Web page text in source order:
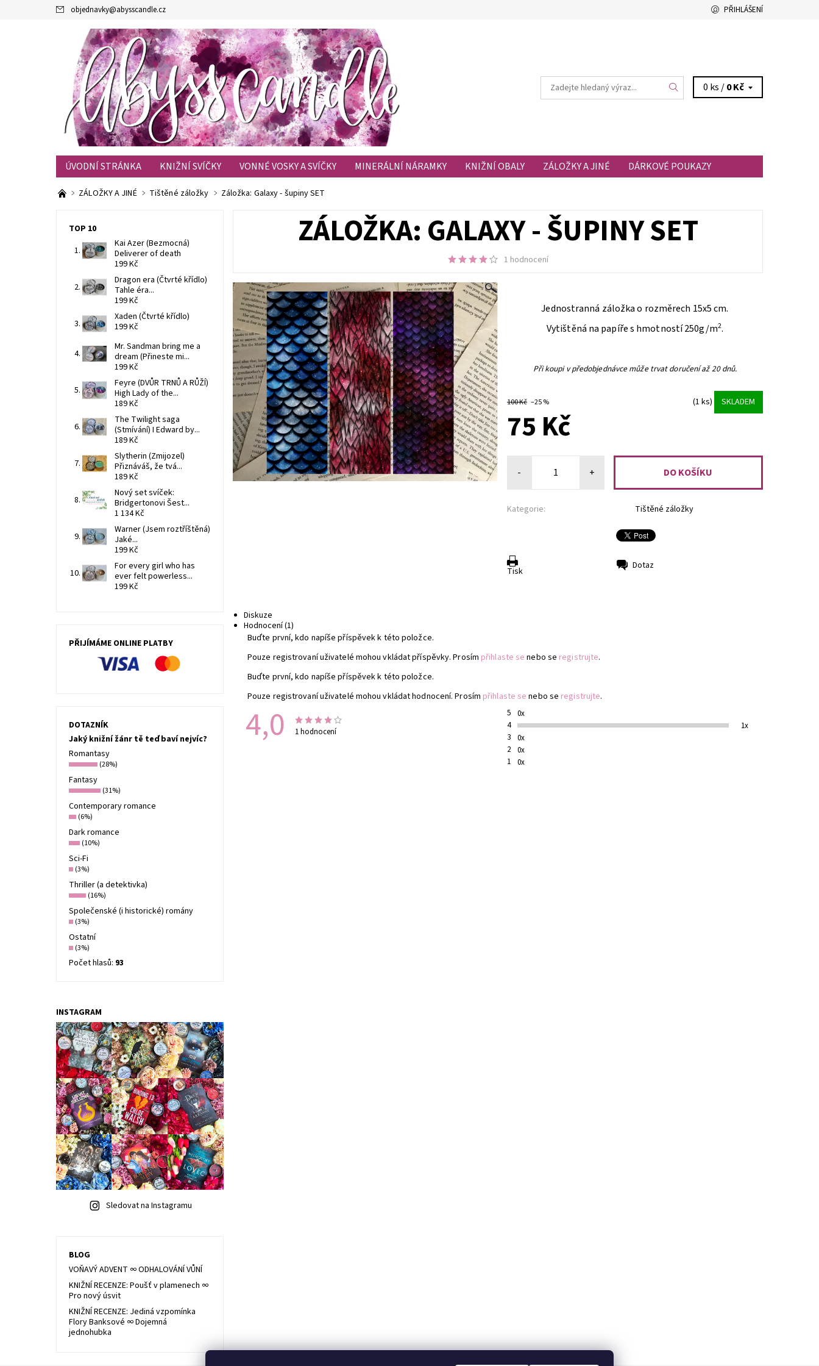
objednavky@abysscandle.cz PŘIHLÁŠENÍ
0 ks /0 Kč
ÚVODNÍ STRÁNKA KNIŽNÍ SVÍČKY VONNÉ VOSKY A SVÍČKY MINERÁLNÍ NÁRAMKY KNIŽNÍ OBALY ZÁLOŽKY A JINÉ
DÁRKOVÉ POUKAZY
KONTAKTY
OBCHODNÍ PODMÍNKY BLOG HODNOCENÍ OBCHODU
ZÁLOŽKY A JINÉ Tištěné záložky Záložka: Galaxy - šupiny SET
ZÁLOŽKA: GALAXY - ŠUPINY SET
1 hodnocení
Jednostranná záložka o rozměrech 15x5 cm.
Vytištěná na papíře s hmotností 250g/m2.
Při koupi v předobjednávce může trvat doručení až 20 dnů.
100 Kč –25 % (1 ks) SKLADEM
75 Kč
- +
Kategorie: Tištěné záložky
Tisk Dotaz
Diskuze
Hodnocení (1)
Buďte první, kdo napíše příspěvek k této položce.
Pouze registrovaní uživatelé mohou vkládat příspěvky. Prosím přihlaste se nebo se registrujte.
Buďte první, kdo napíše příspěvek k této položce.
Pouze registrovaní uživatelé mohou vkládat hodnocení. Prosím přihlaste se nebo se registrujte.
4,0 1 hodnocení
5
0x
4
1x
3
0x
2
0x
1
0x
TOP 10
Kai Azer (Bezmocná)
Deliverer of death
199 Kč
Dragon era (Čtvrté křídlo)
Tahle éra...
199 Kč
Xaden (Čtvrté křídlo)
199 Kč
Mr. Sandman bring me a
dream (Přineste mi...
199 Kč
Feyre (DVŮR TRNŮ A RŮŽÍ)
High Lady of the...
189 Kč
The Twilight saga
(Stmívání) I Edward by...
189 Kč
Slytherin (Zmijozel)
Přiznáváš, že tvá...
189 Kč
Nový set svíček:
Bridgertonovi Šest...
1 134 Kč
Warner (Jsem roztříštěná)
Jaké...
199 Kč
For every girl who has
ever felt powerless...
199 Kč
PŘIJÍMÁME ONLINE PLATBY
DOTAZNÍK
Jaký knižní žánr tě teď baví nejvíc?
Romantasy
(28%)
Fantasy
(31%)
Contemporary romance
(6%)
Dark romance
(10%)
Sci-Fi
(3%)
Thriller (a detektivka)
(16%)
Společenské (i historické) romány
(3%)
Ostatní
(3%)
Počet hlasů: 93
INSTAGRAM
Sledovat na Instagramu
BLOG
VOŇAVÝ ADVENT ∞ ODHALOVÁNÍ VŮNÍ
KNIŽNÍ RECENZE: Poušť v plamenech ∞
Pro nový úsvit
KNIŽNÍ RECENZE: Jediná vzpomínka
Flory Banksové ∞ Dojemná
jednohubka